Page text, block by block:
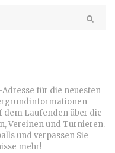
für die neuesten
dem Laufenden über die
Vereinen und Turnieren.
und verpassen Sie
mehr!